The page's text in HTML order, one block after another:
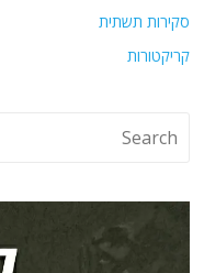
סקירות תשתית
קריקטורות